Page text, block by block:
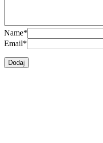
Name*
Email*